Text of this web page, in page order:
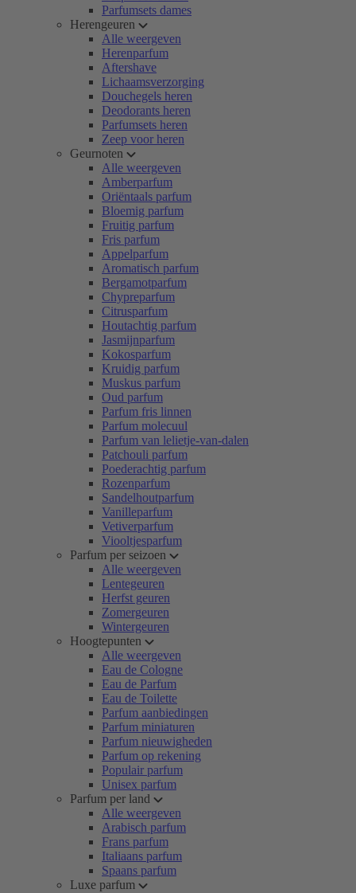
Parfumsets dames
Herengeuren
Alle weergeven
Herenparfum
Aftershave
Lichaamsverzorging
Douchegels heren
Deodorants heren
Parfumsets heren
Zeep voor heren
Geurnoten
Alle weergeven
Amberparfum
Oriëntaals parfum
Bloemig parfum
Fruitig parfum
Fris parfum
Appelparfum
Aromatisch parfum
Bergamotparfum
Chypreparfum
Citrusparfum
Houtachtig parfum
Jasmijnparfum
Kokosparfum
Kruidig parfum
Muskus parfum
Oud parfum
Parfum fris linnen
Parfum molecuul
Parfum van lelietje-van-dalen
Patchouli parfum
Poederachtig parfum
Rozenparfum
Sandelhoutparfum
Vanilleparfum
Vetiverparfum
Viooltjesparfum
Parfum per seizoen
Alle weergeven
Lentegeuren
Herfst geuren
Zomergeuren
Wintergeuren
Hoogtepunten
Alle weergeven
Eau de Cologne
Eau de Parfum
Eau de Toilette
Parfum aanbiedingen
Parfum miniaturen
Parfum nieuwigheden
Parfum op rekening
Populair parfum
Unisex parfum
Parfum per land
Alle weergeven
Arabisch parfum
Frans parfum
Italiaans parfum
Spaans parfum
Luxe parfum